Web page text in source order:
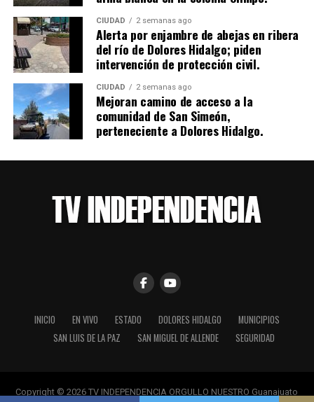
CIUDAD 2 semanas ago
Alerta por enjambre de abejas en ribera
del río de Dolores Hidalgo; piden
intervención de protección civil.
CIUDAD 2 semanas ago
Mejoran camino de acceso a la
comunidad de San Simeón,
perteneciente a Dolores Hidalgo.
INICIO EN VIVO ESTADO DOLORES HIDALGO
MUNICIPIOS
SAN LUIS DE LA PAZ
SAN MIGUEL DE ALLENDE SEGURIDAD
Copyright © 2026 TV INDEPENDENCIA ORGULLO NUESTRO Guanajuato